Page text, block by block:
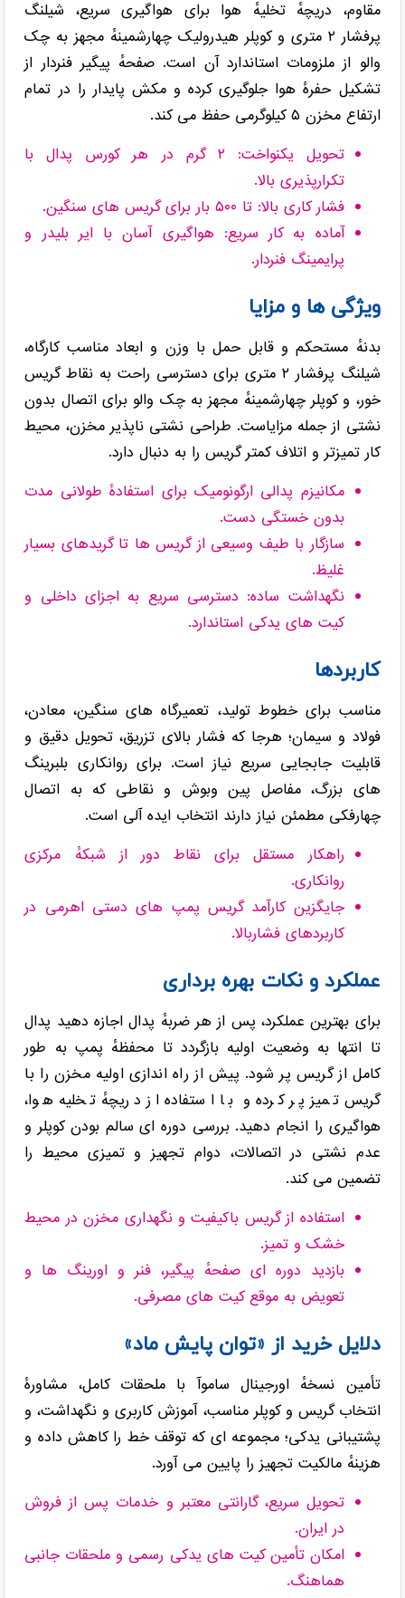
مقاوم، دریچهٔ تخلیهٔ هوا برای هواگیری سریع، شیلنگ
پرفشار ‎۲ متری و کوپلر هیدرولیک چهارشمینهٔ مجهز به چک
والو از ملزومات استاندارد آن است. صفحهٔ پیگیر فنردار از
تشکیل حفرهٔ هوا جلوگیری کرده و مکش پایدار را در تمام
ارتفاع مخزن ‎۵ کیلوگرمی حفظ می کند.
تحویل یکنواخت: ‎۲ گرم در هر کورس پدال با
تکرارپذیری بالا.
فشار کاری بالا: تا ‎۵۰۰ بار برای گریس های سنگین.
آماده به کار سریع: هواگیری آسان با ایر بلیدر و
پرایمینگ فنردار.
ویژگی ها و مزایا
بدنهٔ مستحکم و قابل حمل با وزن و ابعاد مناسب کارگاه،
شیلنگ پرفشار ‎۲ متری برای دسترسی راحت به نقاط گریس
خور، و کوپلر چهارشمینهٔ مجهز به چک والو برای اتصال بدون
نشتی از جمله مزایاست. طراحی نشتی ناپذیر مخزن، محیط
کار تمیزتر و اتلاف کمتر گریس را به دنبال دارد.
مکانیزم پدالی ارگونومیک برای استفادهٔ طولانی مدت
بدون خستگی دست.
سازگار با طیف وسیعی از گریس ها تا گریدهای بسیار
غلیظ.
نگهداشت ساده: دسترسی سریع به اجزای داخلی و
کیت های یدکی استاندارد.
کاربردها
مناسب برای خطوط تولید، تعمیرگاه های سنگین، معادن،
فولاد و سیمان؛ هرجا که فشار بالای تزریق، تحویل دقیق و
قابلیت جابجایی سریع نیاز است. برای روانکاری بلبرینگ
های بزرگ، مفاصل پین وبوش و نقاطی که به اتصال
چهارفکی مطمئن نیاز دارند انتخاب ایده آلی است.
راهکار مستقل برای نقاط دور از شبکهٔ مرکزی
روانکاری.
جایگزین کارآمد گریس پمپ های دستی اهرمی در
کاربردهای فشاربالا.
عملکرد و نکات بهره برداری
برای بهترین عملکرد، پس از هر ضربهٔ پدال اجازه دهید پدال
تا انتها به وضعیت اولیه بازگردد تا محفظهٔ پمپ به طور
کامل از گریس پر شود. پیش از راه اندازی اولیه مخزن را با
گریس تمیز پر کرده و با استفاده از دریچهٔ تخلیه هوا،
هواگیری را انجام دهید. بررسی دوره ای سالم بودن کوپلر و
عدم نشتی در اتصالات، دوام تجهیز و تمیزی محیط را
تضمین می کند.
استفاده از گریس باکیفیت و نگهداری مخزن در محیط
خشک و تمیز.
بازدید دوره ای صفحهٔ پیگیر، فنر و اورینگ ها و
تعویض به موقع کیت های مصرفی.
دلایل خرید از «توان پایش ماد»
تأمین نسخهٔ اورجینال ساموآ با ملحقات کامل، مشاورهٔ
انتخاب گریس و کوپلر مناسب، آموزش کاربری و نگهداشت، و
پشتیبانی یدکی؛ مجموعه ای که توقف خط را کاهش داده و
هزینهٔ مالکیت تجهیز را پایین می آورد.
تحویل سریع، گارانتی معتبر و خدمات پس از فروش
در ایران.
امکان تأمین کیت های یدکی رسمی و ملحقات جانبی
هماهنگ.